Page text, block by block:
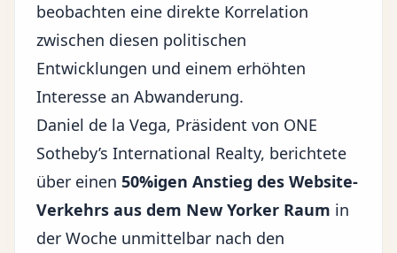
beobachten eine direkte Korrelation
zwischen diesen politischen
Entwicklungen und einem erhöhten
Interesse an Abwanderung.
Daniel de la Vega, Präsident von ONE
Sotheby’s International Realty, berichtete
über einen 50%igen Anstieg des Website-
Verkehrs aus dem New Yorker Raum in
der Woche unmittelbar nach den